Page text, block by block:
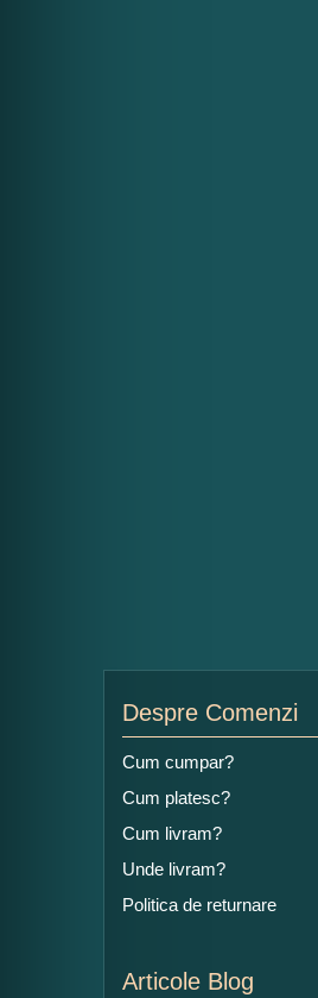
Despre Comenzi
Cum cumpar?
Cum platesc?
Cum livram?
Unde livram?
Politica de returnare
Articole Blog